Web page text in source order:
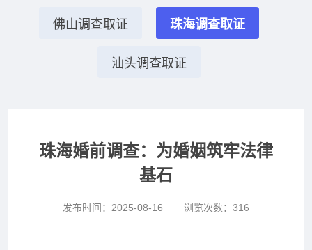
佛山调查取证 珠海调查取证
汕头调查取证
珠海婚前调查：为婚姻筑牢法律
基石
发布时间： 2025-08-16 浏览次数： 316